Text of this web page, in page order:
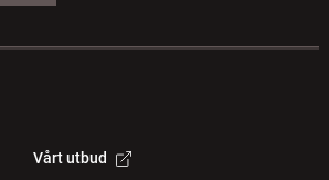
Vårt utbud